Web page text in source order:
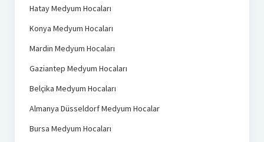
Hatay Medyum Hocaları
Konya Medyum Hocaları
Mardin Medyum Hocaları
Gaziantep Medyum Hocaları
Belçika Medyum Hocaları
Almanya Düsseldorf Medyum Hocalar
Bursa Medyum Hocaları